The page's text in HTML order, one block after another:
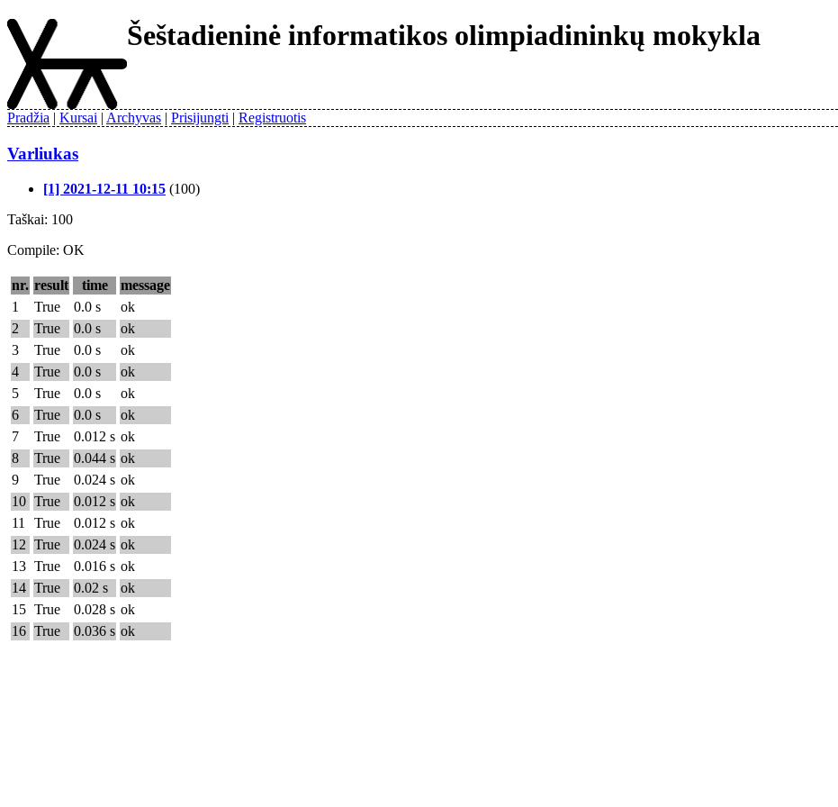
Šeštadieninė informatikos olimpiadininkų mokykla
Pradžia Kursai Archyvas Prisijungti Registruotis
Varliukas
[1] 2021-12-11 10:15 (100)
Taškai: 100
Compile: OK
nr. result time
message
1
True 0.0 s
ok
2
True 0.0 s
ok
3
True 0.0 s
ok
4
True 0.0 s
ok
5
True 0.0 s
ok
6
True 0.0 s
ok
7
True 0.012 s ok
8
True 0.044 s ok
9
True 0.024 s ok
10 True 0.012 s ok
11
True 0.012 s ok
12 True 0.024 s ok
13 True 0.016 s ok
14 True 0.02 s
ok
15 True 0.028 s ok
16 True 0.036 s ok